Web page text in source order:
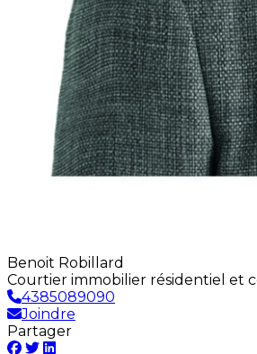
Benoit Robillard
Courtier immobilier résidentiel et
4385089090
Joindre
Partager